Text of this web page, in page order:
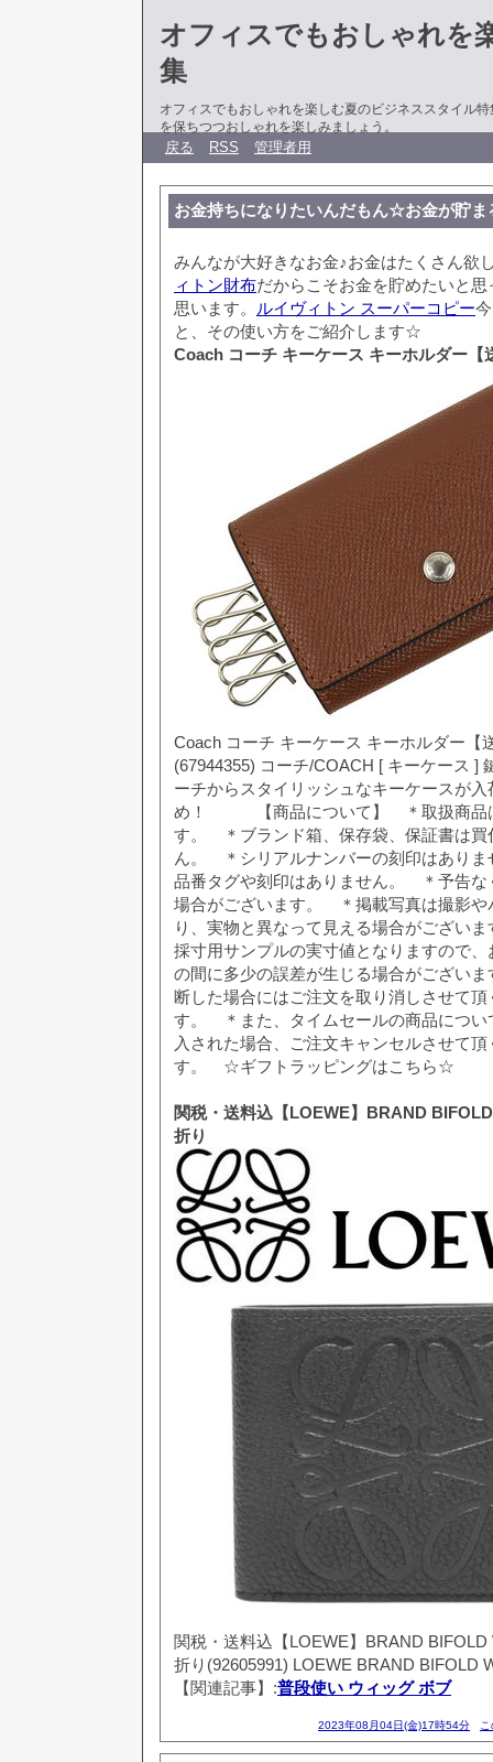
オフィスでもおしゃれを
集
オフィスでもおしゃれを楽しむ夏のビジネススタイル
を保ちつつおしゃれを楽しみましょう。
戻る RSS 管理者用
お金持ちになりたいんだもん☆お金が貯ま
みんなが大好きなお金♪お金はたくさん欲
ィトン財布だからこそお金を貯めたいと
思います。
ルイヴィトン スーパーコピー
と、その使い方をご紹介します☆
Coach コーチ キーケース キーホルダー【
Coach コーチ キーケース キーホルダー【
(67944355) コーチ/COACH [ キーケース
ーチからスタイリッシュなキーケースが
め！ 【商品について】 ＊取扱商品は
す。 ＊ブランド箱、保存袋、保証書は買
ん。 ＊シリアルナンバーの刻印はあり
品番タグや刻印はありません。 ＊予告な
場合がございます。 ＊掲載写真は撮影や
り、実物と異なって見える場合がござい
採寸用サンプルの実寸値となりますので
の間に多少の誤差が生じる場合がござい
断した場合にはご注文を取り消しさせて
す。 ＊また、タイムセールの商品につい
入された場合、ご注文キャンセルさせて
す。 ☆ギフトラッピングはこちら☆
関税・送料込【LOEWE】BRAND
折り
関税・送料込【LOEWE】BRAND BIFOLD
折り(92605991) LOEWE BRAND BIFOLD
【関連記事】:普段使い ウィッグ ボブ
2023年08月04日(金)17時54分